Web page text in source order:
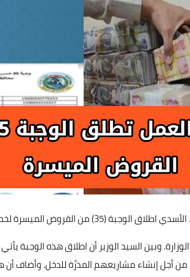
من القروض الميسرة لخمسة آلاف من
وبين السيد الوزير أن اطلاق هذه الوجبة
من أجل إنشاء مشاريعهم المدرَّة للدخل. وأضاف